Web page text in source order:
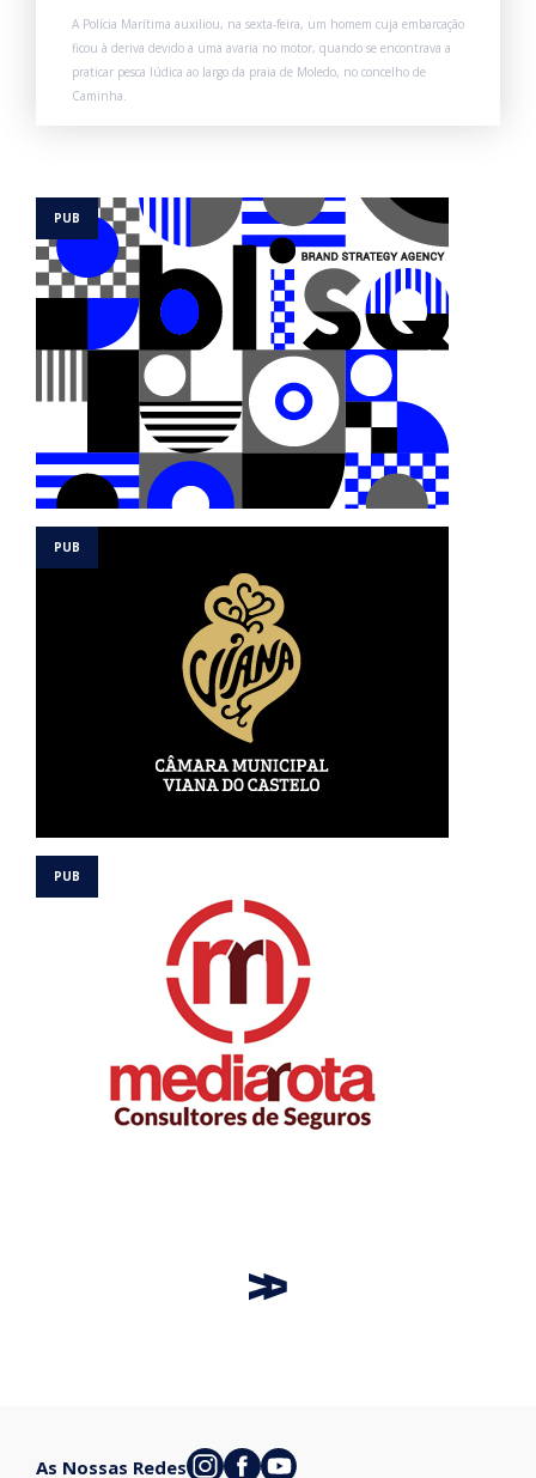
A Polícia Marítima auxiliou, na sexta-feira, um homem cuja embarcação
ficou à deriva devido a uma avaria no motor, quando se encontrava a
praticar pesca lúdica ao largo da praia de Moledo, no concelho de
Caminha.
As Nossas Redes